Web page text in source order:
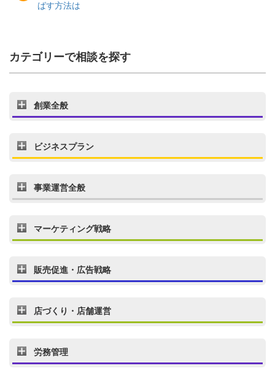
ばす方法は
カテゴリーで相談を探す
創業全般
ビジネスプラン
事業運営全般
マーケティング戦略
販売促進・広告戦略
店づくり・店舗運営
労務管理